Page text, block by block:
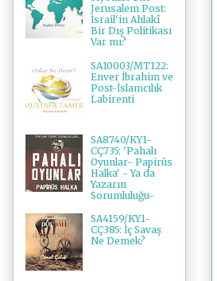
Jerusalem Post:
İsrail'in Ahlakî
Bir Dış Politikası
Var mı?
SA10003/MT122:
Enver İbrahim ve
Post-İslamcılık
Labirenti
SA8740/KY1-
CÇ735: 'Pahalı
Oyunlar- Papirüs
Halka' - Ya da
Yazarın
Sorumluluğu-
SA4159/KY1-
CÇ385: İç Savaş
Ne Demek?